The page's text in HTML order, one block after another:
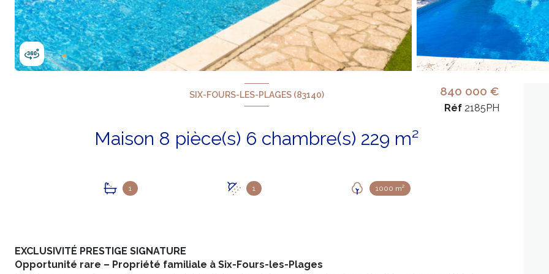
SIX-FOURS-LES-PLAGES (83140)
Maison 8 pièce(s) 6 chambre(s) 229 m²
1 1 1000 m²
840 000 €
Réf 2185PH
EXCLUSIVITÉ PRESTIGE SIGNATURE
Opportunité rare – Propriété familiale à Six-Fours-les-Plages